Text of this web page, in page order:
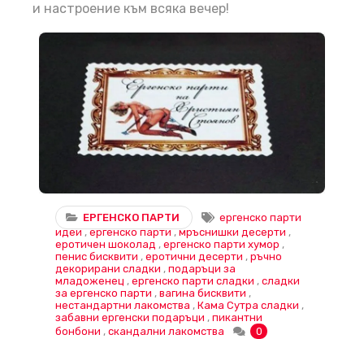
и настроение към всяка вечер!
ЕРГЕНСКО ПАРТИ
ергенско парти
идеи ,ергенско парти ,мръснишки десерти ,
еротичен шоколад , ергенско парти хумор ,
пенис бисквити , еротични десерти , ръчно
декорирани сладки , подаръци за
младоженец , ергенско парти сладки , сладки
за ергенско парти , вагина бисквити ,
нестандартни лакомства , Кама Сутра сладки ,
забавни ергенски подаръци , пикантни
бонбони , скандални лакомства 0